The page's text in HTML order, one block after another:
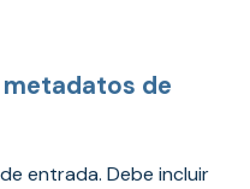
de
entrada. Debe incluir